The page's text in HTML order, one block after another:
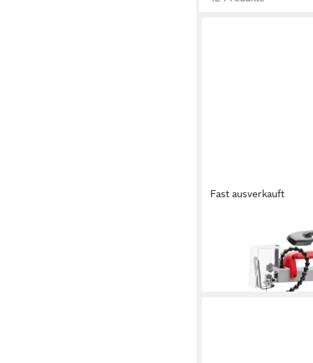
Fast ausverkauft
Dekupiersäge
DKS21PRO_230V
ab 104,99 €
in 3-4 Werktagen bei dir